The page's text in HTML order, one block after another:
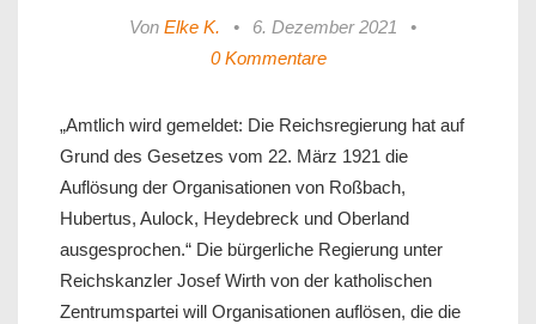
Von Elke K. • 6. Dezember 2021
•
0 Kommentare
„Amtlich wird gemeldet: Die Reichsregierung hat auf
Grund des Gesetzes vom 22. März 1921 die
Auflösung der Organisationen von Roßbach,
Hubertus, Aulock, Heydebreck und Oberland
ausgesprochen.“ Die bürgerliche Regierung unter
Reichskanzler Josef Wirth von der katholischen
Zentrumspartei will Organisationen auflösen, die die